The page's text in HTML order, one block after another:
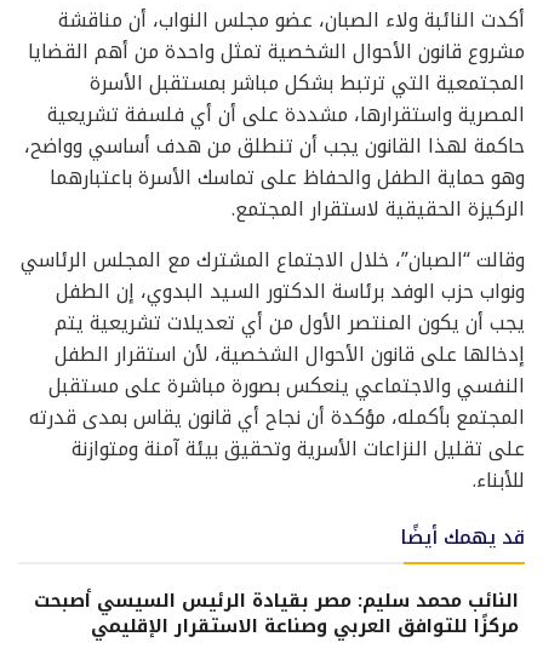
أكدت النائبة ولاء الصبان، عضو مجلس النواب، أن مناقشة
مشروع قانون الأحوال الشخصية تمثل واحدة من أهم القضايا
المجتمعية التي ترتبط بشكل مباشر بمستقبل الأسرة
المصرية واستقرارها، مشددة على أن أي فلسفة تشريعية
حاكمة لهذا القانون يجب أن تنطلق من هدف أساسي وواضح،
وهو حماية الطفل والحفاظ على تماسك الأسرة باعتبارهما
الركيزة الحقيقية لاستقرار المجتمع.
وقالت “الصبان”، خلال الاجتماع المشترك مع المجلس الرئاسي
ونواب حزب الوفد برئاسة الدكتور السيد البدوي، إن الطفل
يجب أن يكون المنتصر الأول من أي تعديلات تشريعية يتم
إدخالها على قانون الأحوال الشخصية، لأن استقرار الطفل
النفسي والاجتماعي ينعكس بصورة مباشرة على مستقبل
المجتمع بأكمله، مؤكدة أن نجاح أي قانون يقاس بمدى قدرته
على تقليل النزاعات الأسرية وتحقيق بيئة آمنة ومتوازنة
للأبناء.
قد يهمك أيضًا
النائب محمد سليم: مصر بقيادة الرئيس السيسي أصبحت
مركزًا للتوافق العربي وصناعة الاستقرار الإقليمي